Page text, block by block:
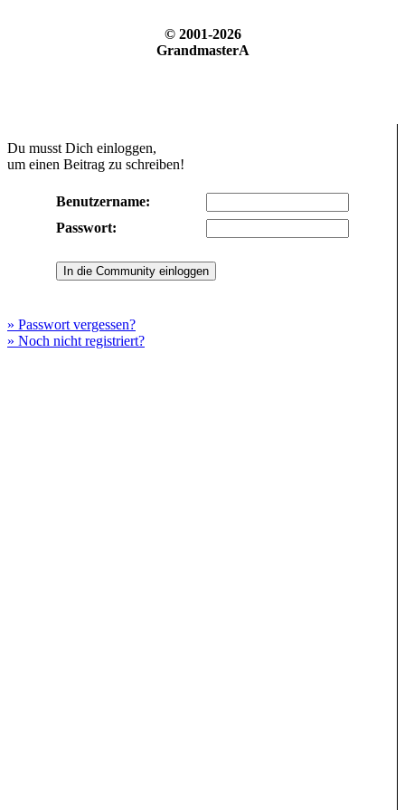
© 2001-2026
GrandmasterA
Du musst Dich einloggen,
um einen Beitrag zu schreiben!
Benutzername:
Passwort:
» Passwort vergessen?
» Noch nicht registriert?